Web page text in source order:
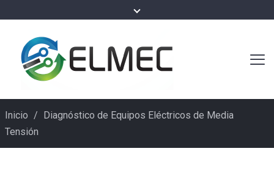
Inicio / Diagnóstico de Equipos Eléctricos de Media
Tensión